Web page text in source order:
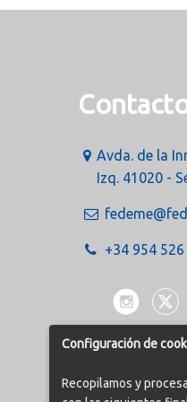
Avda. de la
Izq. 41020 -
+34 954
Configuración de
Recopilamos y